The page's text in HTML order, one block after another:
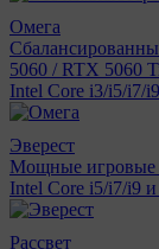
Омега
5060 / RTX 5060
Intel Core i3/i5/i7/
Эверест
Мощные игровые
Intel Core i5/i7/i9
Рассвет